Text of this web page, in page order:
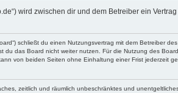
wird zwischen dir und dem Betreiber ein
schließt du einen Nutzungsvertrag mit dem Betreiber
das Board nicht weiter nutzen. Für die Nutzung des
von beiden Seiten ohne Einhaltung einer Frist jederzeit
zeitlich und räumlich unbeschränktes und